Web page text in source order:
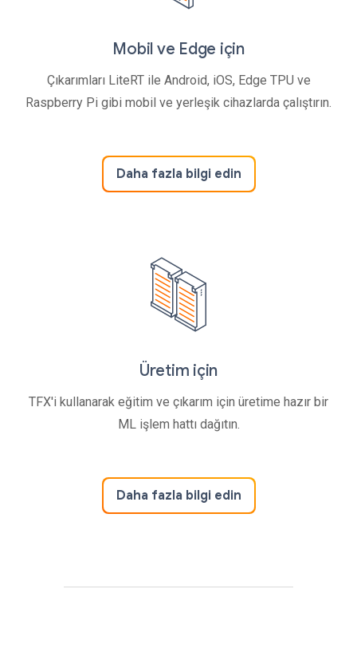
Mobil ve Edge için
Çıkarımları LiteRT ile Android, iOS, Edge TPU ve
Raspberry Pi gibi mobil ve yerleşik cihazlarda çalıştırın.
Daha fazla bilgi edin
Üretim için
TFX'i kullanarak eğitim ve çıkarım için üretime hazır bir
ML işlem hattı dağıtın.
Daha fazla bilgi edin